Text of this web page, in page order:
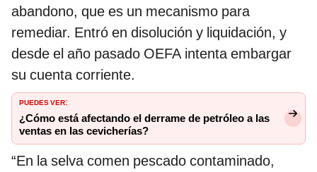
abandono, que es un mecanismo para
remediar. Entró en disolución y liquidación, y
desde el año pasado OEFA intenta embargar
su cuenta corriente.
PUEDES VER:
¿Cómo está afectando el derrame de petróleo a las
ventas en las cevicherías?
“En la selva comen pescado contaminado,